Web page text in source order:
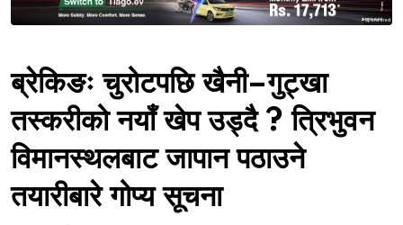
Sponsored
ब्रेकिङः चुरोटपछि खैनी–गुट्खा
तस्करीको नयाँ खेप उड्दै ? त्रिभुवन
विमानस्थलबाट जापान पठाउने
तयारीबारे गोप्य सूचना